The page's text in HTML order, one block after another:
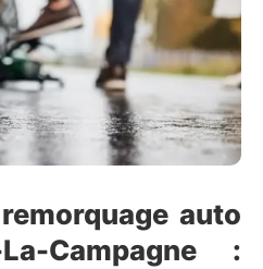
auto
Campagne :